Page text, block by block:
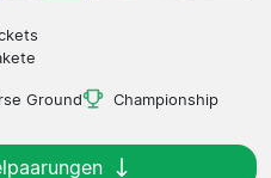
Ground Championship